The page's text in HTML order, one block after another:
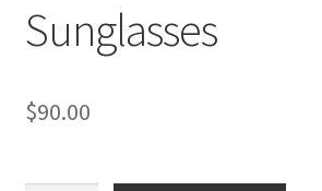
Sunglasses
$90.00